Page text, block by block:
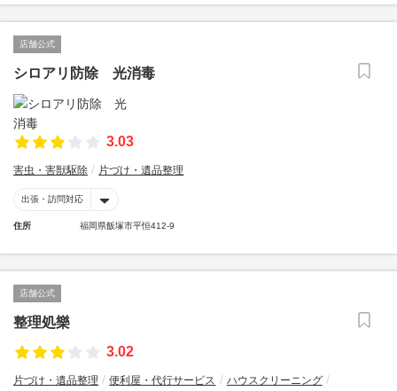
店舗公式
シロアリ防除 光消毒
3.03
害虫・害獣駆除 片づけ・遺品整理
出張・訪問対応
住所 福岡県飯塚市平恒412-9
店舗公式
整理処樂
3.02
片づけ・遺品整理 便利屋・代行サービス
ハウスクリーニング